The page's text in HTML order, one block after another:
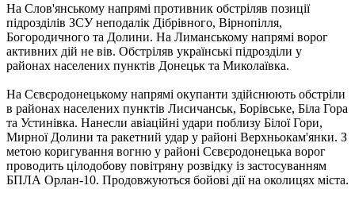
На Слов'янському напрямі противник обстріляв позиції
підрозділів ЗСУ неподалік Дібрівного, Вірнопілля,
Богородичного та Долини. На Лиманському напрямі ворог
активних дій не вів. Обстріляв українські підрозділи у
районах населених пунктів Донецьк та Миколаївка.
На Сєвєродонецькому напрямі окупанти здійснюють обстріли
в районах населених пунктів Лисичанськ, Борівське, Біла Гора
та Устинівка. Нанесли авіаційні удари поблизу Білої Гори,
Мирної Долини та ракетний удар у районі Верхньокам'янки. З
метою коригування вогню у районі Сєвєродонецька ворог
проводить цілодобову повітряну розвідку із застосуванням
БПЛА Орлан-10. Продовжуються бойові дії на околицях міста.